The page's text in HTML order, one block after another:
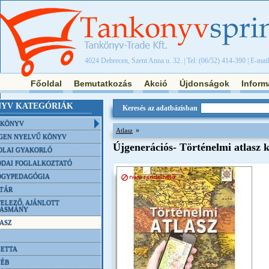
4024 Debrecen, Szent Anna u. 32. | Tel: (06/52) 414-390 | E-
Főoldal Bemutatkozás Akció Újdonságok
KATEGÓRIÁK
NYELVŰ KÖNYV
GYAKORLÓ
FOGLALKOZTATÓ
AJÁNLOTT
Keresés az adatbázisban
Atlasz »
Újgenerációs- Történelmi atlasz